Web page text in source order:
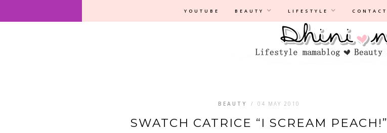
YOUTUBE BEAUTY LIFESTYLE CONTACT
Privacyverklaring |Disclaimer
BEAUTY / 04 MAY 2010
SWATCH CATRICE “I SCREAM PEACH!”